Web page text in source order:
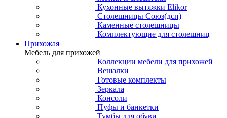
Кухонные вытяжки Elikor
Столешницы Союз(дсп)
Каменные столешницы
Комплектующие для столешниц
Прихожая
Мебель для прихожей
Коллекции мебели для прихожей
Вешалки
Готовые комплекты
Зеркала
Консоли
Пуфы и банкетки
Тумбы для обуви